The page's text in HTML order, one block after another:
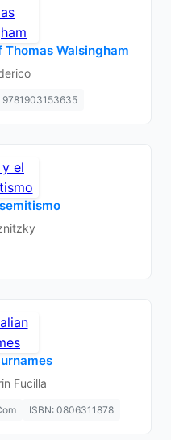
Walsingham
9781903153635
Fucilla
ISBN: 0806311878